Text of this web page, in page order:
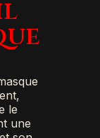
le
une